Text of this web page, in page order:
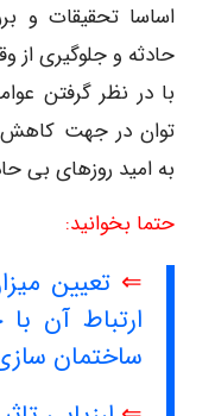
اساسا تحقیقات و
حادثه و جلوگیری از
با در نظر گرفتن
توان در جهت
به امید روزهای بی
حتما بخوانید:
⇐ تعیین
ارتباط آن
ساختمان